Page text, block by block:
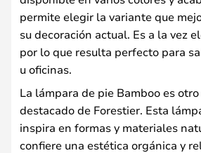
permite elegir la variante que
su decoración actual. Es a la vez
por lo que resulta perfecto para
u oficinas.
La lámpara de pie Bamboo es
destacado de Forestier. Esta
inspira en formas y materiales
confiere una estética orgánica y